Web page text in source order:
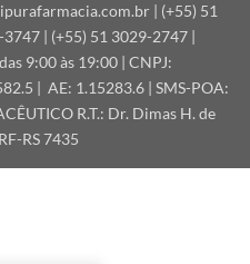
| (+55) 51
| (+55) 51 3029-2747 |
9:00 às 19:00 | CNPJ:
| AE: 1.15283.6 | SMS-POA:
R.T.: Dr. Dimas H. de
RS 7435